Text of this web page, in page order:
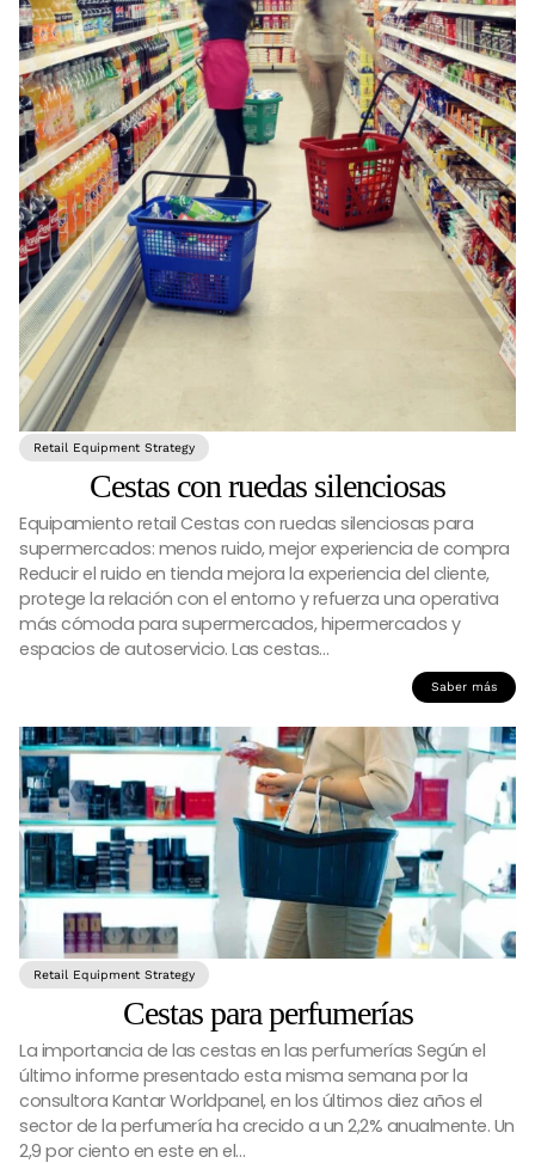
Retail Equipment Strategy
Cestas con ruedas silenciosas
Equipamiento retail Cestas con ruedas silenciosas para
supermercados: menos ruido, mejor experiencia de compra
Reducir el ruido en tienda mejora la experiencia del cliente,
protege la relación con el entorno y refuerza una operativa
más cómoda para supermercados, hipermercados y
espacios de autoservicio. Las cestas…
Saber más
Retail Equipment Strategy
Cestas para perfumerías
La importancia de las cestas en las perfumerías Según el
último informe presentado esta misma semana por la
consultora Kantar Worldpanel, en los últimos diez años el
sector de la perfumería ha crecido a un 2,2% anualmente. Un
2,9 por ciento en este en el…